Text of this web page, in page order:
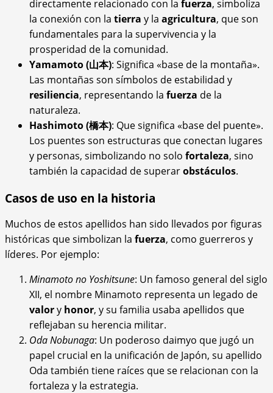
directamente relacionado con la fuerza, simboliza
la conexión con la tierra y la agricultura, que son
fundamentales para la supervivencia y la
prosperidad de la comunidad.
Yamamoto (山本): Significa «base de la montaña».
Las montañas son símbolos de estabilidad y
resiliencia, representando la fuerza de la
naturaleza.
Hashimoto (橋本): Que significa «base del puente».
Los puentes son estructuras que conectan lugares
y personas, simbolizando no solo fortaleza, sino
también la capacidad de superarobstáculos.
Casos de uso en la historia
Muchos de estos apellidos han sido llevados por figuras
históricas que simbolizan la fuerza, como guerreros y
líderes. Por ejemplo:
Minamoto no Yoshitsune: Un famoso general del siglo
XII, el nombre Minamoto representa un legado de
valory honor, y su familia usaba apellidos que
reflejaban su herencia militar.
Oda Nobunaga: Un poderoso daimyo que jugó un
papel crucial en la unificación de Japón, su apellido
Oda también tiene raíces que se relacionan con la
fortaleza y la estrategia.